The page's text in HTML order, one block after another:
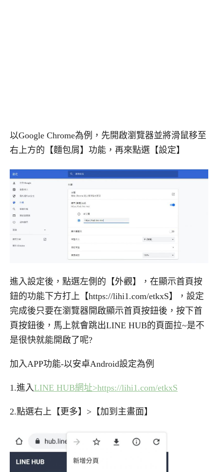
以Google Chrome為例，先開啟瀏覽器並將滑鼠移至
右上方的【麵包屑】功能，再來點選【設定】
進入設定後，點選左側的【外觀】，在顯示首頁按
鈕的功能下方打上【https://lihi1.com/etkxS】，設定
完成後只要在瀏覽器開啟顯示首頁按鈕後，按下首
頁按鈕後，馬上就會跳出LINE HUB的頁面拉~是不
是很快就能開啟了呢?
加入APP功能-以安卓Android設定為例
1.進入LINE HUB網址>https://lihi1.com/etkxS
2.點選右上【更多】>【加到主畫面】